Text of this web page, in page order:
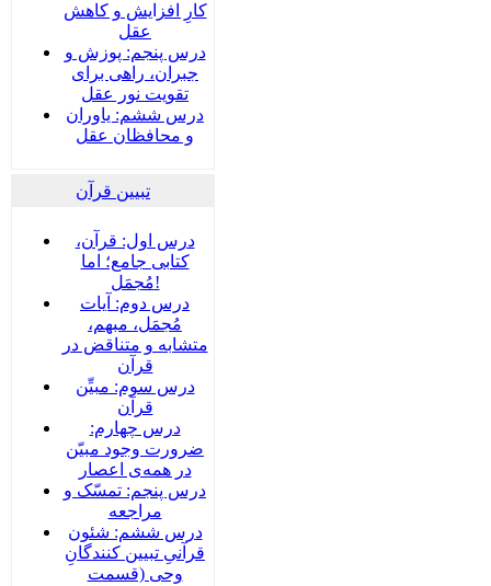
کارِ افزایش و کاهش
عقل
درس پنجم: پوزش و
جبران، راهی برای
تقویت نور عقل
درس ششم: یاوران
و محافظان عقل
تبیین قرآن
درس اول: قرآن،
کتابی جامع؛ اما
مُجمَل!
درس دوم: آیات
مُجمَل، مبهم،
متشابه و متناقض در
قرآن
درس سوم: مبیِّن
قرآن
درس چهارم:
ضرورت وجود مبیّن
در همه‌ی اعصار
درس پنجم: تمسّک و
مراجعه
درس ششم: شئون
قرآنیِ تبیین کنندگانِ
وحی (قسمت